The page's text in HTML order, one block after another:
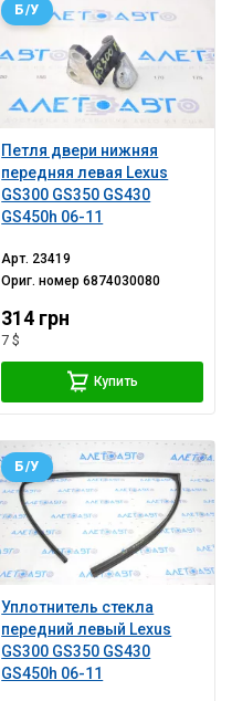
Петля двери нижняя
передняя левая Lexus
GS300 GS350 GS430
GS450h 06-11
Б/У
Арт. 23419
Ориг. номер6874030080
314 грн
7 $
Купить
Уплотнитель стекла
передний левый Lexus
GS300 GS350 GS430
GS450h 06-11
Б/У